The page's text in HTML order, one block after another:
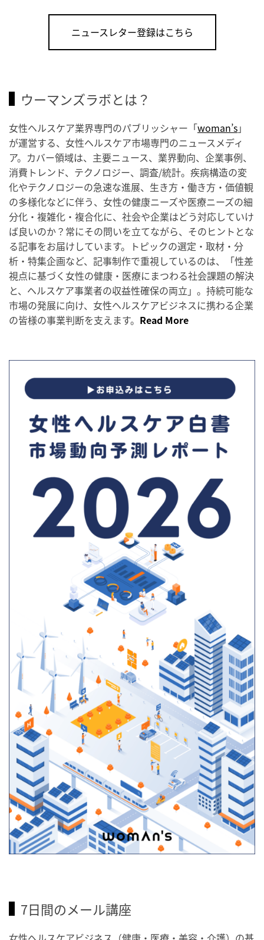
ニュースレター登録はこちら
ウーマンズラボとは？
女性ヘルスケア業界専門のパブリッシャー「woman’s」
が運営する、女性ヘルスケア市場専門のニュースメディ
ア。カバー領域は、主要ニュース、業界動向、企業事例、
消費トレンド、テクノロジー、調査/統計。疾病構造の変
化やテクノロジーの急速な進展、生き方・働き方・価値観
の多様化などに伴う、女性の健康ニーズや医療ニーズの細
分化・複雑化・複合化に、社会や企業はどう対応していけ
ば良いのか？常にその問いを立てながら、そのヒントとな
る記事をお届けしています。トピックの選定・取材・分
析・特集企画など、記事制作で重視しているのは、「性差
視点に基づく女性の健康・医療にまつわる社会課題の解決
と、ヘルスケア事業者の収益性確保の両立」。持続可能な
市場の発展に向け、女性ヘルスケアビジネスに携わる企業
の皆様の事業判断を支えます。 Read More
7日間のメール講座